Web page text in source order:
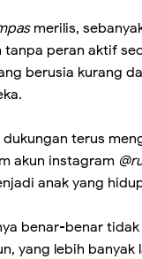
merilis,
peran aktif
berusia kurang
dukungan terus
akun instagram
anak yang
benar-benar
yang lebih